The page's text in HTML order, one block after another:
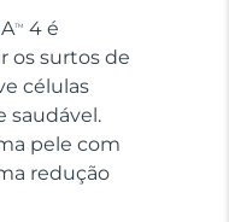
TM
4 é
os surtos de
células
saudável.
pele com
redução